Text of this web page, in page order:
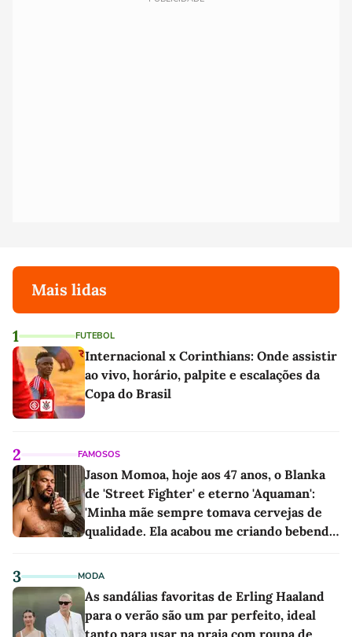
Mais lidas
1 FUTEBOL
Internacional x Corinthians: Onde assistir
ao vivo, horário, palpite e escalações da
Copa do Brasil
2 FAMOSOS
Jason Momoa, hoje aos 47 anos, o Blanka
de 'Street Fighter' e eterno 'Aquaman':
'Minha mãe sempre tomava cervejas de
qualidade. Ela acabou me criando bebendo
3 MODA
As sandálias favoritas de Erling Haaland
para o verão são um par perfeito, ideal
tanto para usar na praia com roupa de